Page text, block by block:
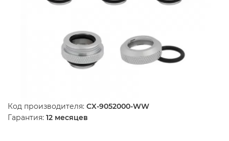
Код производителя: CX-9052000-WW
Гарантия: 12 месяцев